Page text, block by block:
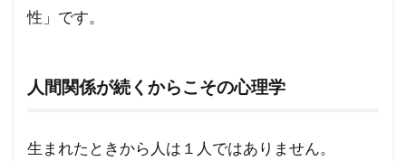
性」です。
人間関係が続くからこその心理学
生まれたときから人は１人ではありません。